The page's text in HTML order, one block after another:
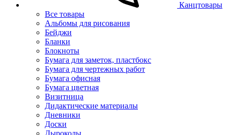
Канцтовары
Все товары
Альбомы для рисования
Бейджи
Бланки
Блокноты
Бумага для заметок, пластбокс
Бумага для чертежных работ
Бумага офисная
Бумага цветная
Визитница
Дидактические материалы
Дневники
Доски
Дыроколы